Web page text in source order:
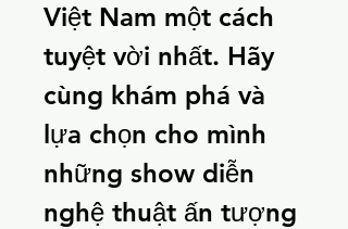
Việt Nam một cách
tuyệt vời nhất. Hãy
cùng khám phá và
lựa chọn cho mình
những show diễn
nghệ thuật ấn tượng